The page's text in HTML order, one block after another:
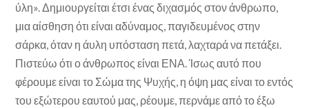
ύλη». Δημιουργείται έτσι ένας διχασμός στον άνθρωπο,
μια αίσθηση ότι είναι αδύναμος, παγιδευμένος στην
σάρκα, όταν η άυλη υπόσταση πετά, λαχταρά να πετάξει.
Πιστεύω ότι ο άνθρωπος είναι ΕΝΑ. Ίσως αυτό που
φέρουμε είναι το Σώμα της Ψυχής, η όψη μας είναι το εντός
του εξώτερου εαυτού μας, ρέουμε, περνάμε από το έξω